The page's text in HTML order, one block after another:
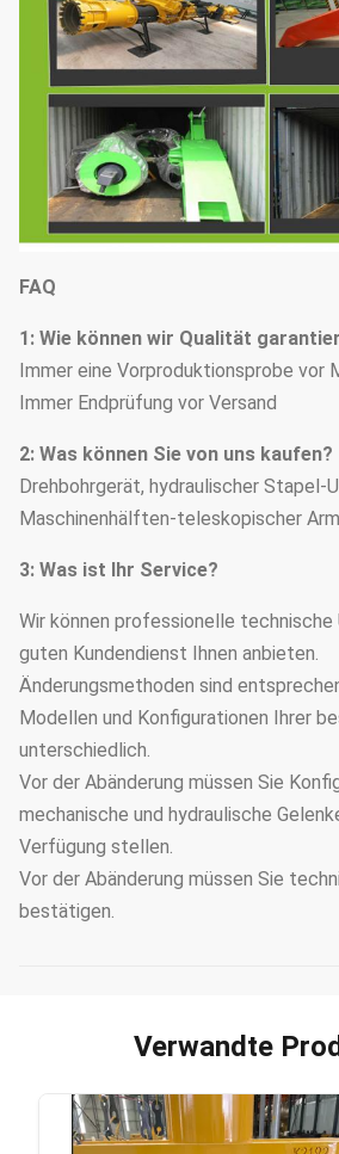
FAQ
1: Wie können wir Qualität
Immer eine Vorproduktionsprobe vor
Immer Endprüfung vor Versand
2: Was können Sie von uns kaufen?
Drehbohrgerät, hydraulischer Stapel-
Maschinenhälften-teleskopischer Arm
3: Was ist Ihr Service?
Wir können professionelle
guten Kundendienst Ihnen anbieten.
Änderungsmethoden sind
Modellen und Konfigurationen Ihrer
unterschiedlich.
Vor der Abänderung müssen Sie
mechanische und hydraulische
Verfügung stellen.
Vor der Abänderung müssen Sie
bestätigen.
Verwandte